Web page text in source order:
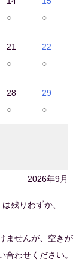
○
○
21
○
22
○
28
○
29
○
2026年9月
残りわずか、
ませんが、空きが
わせください。